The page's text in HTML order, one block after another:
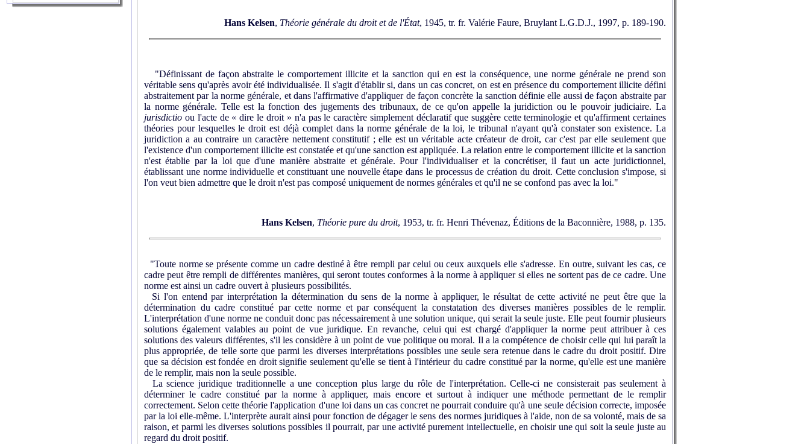
Hans Kelsen, Théorie générale du droit et de l'État, 1945, tr. fr. Valérie Faure, Bruylant L.G.D.J., 1997, p. 189-190.
"Définissant de façon abstraite le comportement illicite et la sanction qui en est la conséquence, une norme générale ne prend son
véritable sens qu'après avoir été individualisée. Il s'agit d'établir si, dans un cas concret, on est en présence du comportement illicite défini
abstraitement par la norme générale, et dans l'affirmative d'appliquer de façon concrète la sanction définie elle aussi de façon abstraite par
la norme générale. Telle est la fonction des jugements des tribunaux, de ce qu'on appelle la juridiction ou le pouvoir judiciaire. La
jurisdictio ou l'acte de « dire le droit » n'a pas le caractère simplement déclaratif que suggère cette terminologie et qu'affirment certaines
théories pour lesquelles le droit est déjà complet dans la norme générale de la loi, le tribunal n'ayant qu'à constater son existence. La
juridiction a au contraire un caractère nettement constitutif ; elle est un véritable acte créateur de droit, car c'est par elle seulement que
l'existence d'un comportement illicite est constatée et qu'une sanction est appliquée. La relation entre le comportement illicite et la sanction
n'est établie par la loi que d'une manière abstraite et générale. Pour l'individualiser et la concrétiser, il faut un acte juridictionnel,
établissant une norme individuelle et constituant une nouvelle étape dans le processus de création du droit. Cette conclusion s'impose, si
l'on veut bien admettre que le droit n'est pas composé uniquement de normes générales et qu'il ne se confond pas avec la loi."
Hans Kelsen, Théorie pure du droit, 1953, tr. fr. Henri Thévenaz, Éditions de la Baconnière, 1988, p. 135.
"Toute norme se présente comme un cadre destiné à être rempli par celui ou ceux auxquels elle s'adresse. En outre, suivant les cas, ce
cadre peut être rempli de différentes manières, qui seront toutes conformes à la norme à appliquer si elles ne sortent pas de ce cadre. Une
norme est ainsi un cadre ouvert à plusieurs possibilités.
Si l'on entend par interprétation la détermination du sens de la norme à appliquer, le résultat de cette activité ne peut être que la
détermination du cadre constitué par cette norme et par conséquent la constatation des diverses manières possibles de le remplir.
L'interprétation d'une norme ne conduit donc pas nécessairement à une solution unique, qui serait la seule juste. Elle peut fournir plusieurs
solutions également valables au point de vue juridique. En revanche, celui qui est chargé d'appliquer la norme peut attribuer à ces
solutions des valeurs différentes, s'il les considère à un point de vue politique ou moral. Il a la compétence de choisir celle qui lui paraît la
plus appropriée, de telle sorte que parmi les diverses interprétations possibles une seule sera retenue dans le cadre du droit positif. Dire
que sa décision est fondée en droit signifie seulement qu'elle se tient à l'intérieur du cadre constitué par la norme, qu'elle est une manière
de le remplir, mais non la seule possible.
La science juridique traditionnelle a une conception plus large du rôle de l'interprétation. Celle-ci ne consisterait pas seulement à
déterminer le cadre constitué par la norme à appliquer, mais encore et surtout à indiquer une méthode permettant de le remplir
correctement. Selon cette théorie l'application d'une loi dans un cas concret ne pourrait conduire qu'à une seule décision correcte, imposée
par la loi elle-même. L'interprète aurait ainsi pour fonction de dégager le sens des normes juridiques à l'aide, non de sa volonté, mais de sa
raison, et parmi les diverses solutions possibles il pourrait, par une activité purement intellectuelle, en choisir une qui soit la seule juste au
regard du droit positif.